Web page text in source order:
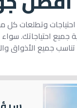
وتطلعات
جميع احتياجاتك.
جميع الأذواق